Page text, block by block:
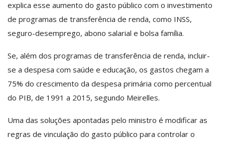
explica esse aumento do gasto público com o investimento
de programas de transferência de renda, como INSS,
seguro-desemprego, abono salarial e bolsa família.
Se, além dos programas de transferência de renda, incluir-
se a despesa com saúde e educação, os gastos chegam a
75% do crescimento da despesa primária como percentual
do PIB, de 1991 a 2015, segundo Meirelles.
Uma das soluções apontadas pelo ministro é modificar as
regras de vinculação do gasto público para controlar o